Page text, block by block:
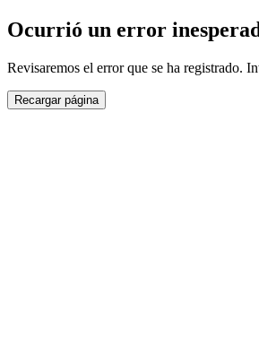
Ocurrió un error
Revisaremos el error que se ha registrado.
Recargar página